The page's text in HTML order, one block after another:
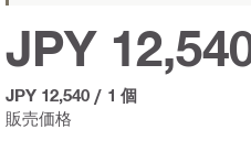
販売価格
JPY
JPY 12,540 / 1 個